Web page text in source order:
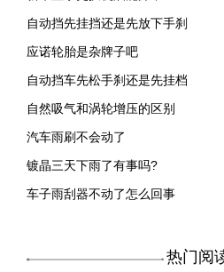
自动挡先挂挡还是先放下手刹
应诺轮胎是杂牌子吧
自动挡车先松手刹还是先挂档
自然吸气和涡轮增压的区别
汽车雨刷不会动了
镀晶三天下雨了有事吗?
车子雨刮器不动了怎么回事
热门阅